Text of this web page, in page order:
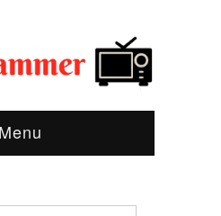
Menu